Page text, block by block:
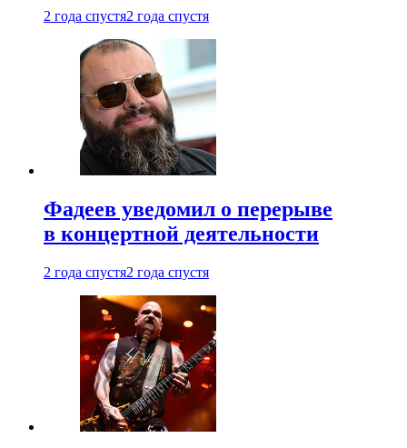
2 года спустя2 года спустя
Фадеев уведомил о перерыве
в концертной деятельности
2 года спустя2 года спустя